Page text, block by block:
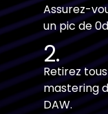
Assurez-
un pic de
Retirez
mastering
DAW.